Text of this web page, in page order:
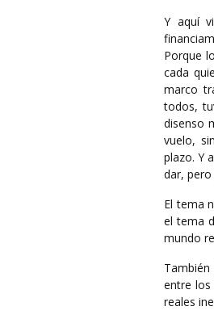
Y aquí
Porque
cada
marco
todos,
disenso
vuelo,
plazo. Y
dar,
El tema
el tema
mundo
entre los
reales